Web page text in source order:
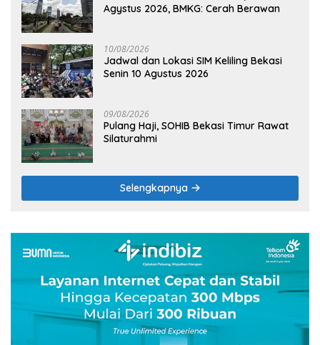
Agystus 2026, BMKG: Cerah Berawan
10/08/2026
Jadwal dan Lokasi SIM Keliling Bekasi
Senin 10 Agustus 2026
09/08/2026
Pulang Haji, SOHIB Bekasi Timur Rawat
Silaturahmi
Selengkapnya